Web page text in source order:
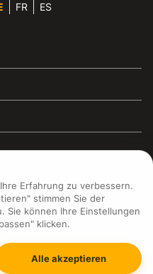
FR ES
Bienenschutz
20159, Milano (MI)
Straße 23, 10178
256594
Erfahrung zu verbessern.
stimmen Sie der
Sie können Ihre Einstellungen
klicken.
Alle akzeptieren